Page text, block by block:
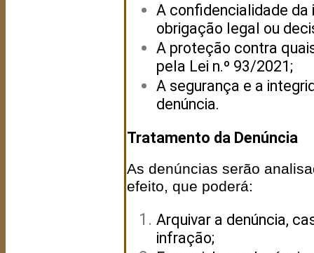
A confidencialidade da
obrigação legal ou
A proteção contra
pela Lei n.º 93/2021;
A segurança e a
denúncia.
Tratamento da Denúncia
As denúncias serão
efeito, que poderá:
Arquivar a denúncia,
infração;